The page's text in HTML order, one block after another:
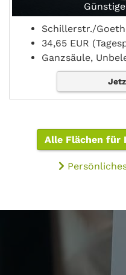
Schillerstr./
34,65 EUR
Ganzsäule,
Alle Flächen für